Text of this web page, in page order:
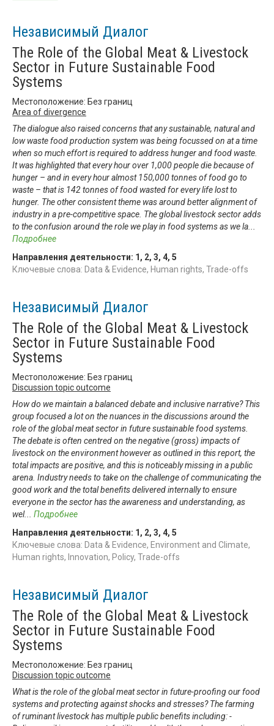
Независимый Диалог
The Role of the Global Meat & Livestock
Sector in Future Sustainable Food
Systems
Местоположение: Без границ
Area of divergence
The dialogue also raised concerns that any sustainable, natural and
low waste food production system was being focussed on at a time
when so much effort is required to address hunger and food waste.
It was highlighted that every hour over 1,000 people die because of
hunger – and in every hour almost 150,000 tonnes of food go to
waste – that is 142 tonnes of food wasted for every life lost to
hunger. The other consistent theme was around better alignment of
industry in a pre-competitive space. The global livestock sector adds
to the confusion around the role we play in food systems as we la
Подробнее
Направления деятельности: 1 , 2, 3, 4, 5
Ключевые слова: Data & Evidence, Human rights, Trade-offs
Независимый Диалог
The Role of the Global Meat & Livestock
Sector in Future Sustainable Food
Systems
Местоположение: Без границ
Discussion topic outcome
How do we maintain a balanced debate and inclusive narrative? This
group focused a lot on the nuances in the discussions around the
role of the global meat sector in future sustainable food systems.
The debate is often centred on the negative (gross) impacts of
livestock on the environment however as outlined in this report, the
total impacts are positive, and this is noticeably missing in a public
arena. Industry needs to take on the challenge of communicating the
good work and the total benefits delivered internally to ensure
everyone in the sector has the awareness and understanding, as
wel... Подробнее
Направления деятельности: 1 , 2, 3, 4, 5
Ключевые слова: Data & Evidence, Environment and Climate,
Human rights, Innovation, Policy, Trade-offs
Независимый Диалог
The Role of the Global Meat & Livestock
Sector in Future Sustainable Food
Systems
Местоположение: Без границ
Discussion topic outcome
What is the role of the global meat sector in future-proofing our food
systems and protecting against shocks and stresses? The farming
of ruminant livestock has multiple public benefits including: -